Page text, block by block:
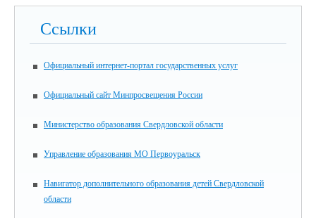
Ссылки
Официальный интернет-портал государственных услуг
Официальный сайт Минпросвещения России
Министерство образования Свердловской области
Управление образования МО Первоуральск
Навигатор дополнительного образования детей Свердловской
области